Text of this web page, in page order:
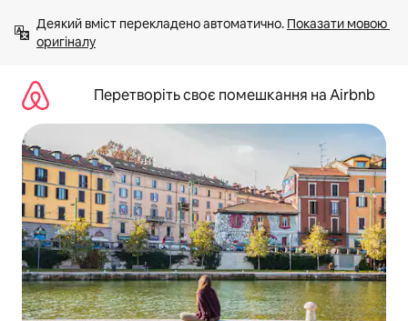
вмісту
Деякий вміст перекладено автоматично. Показати мовою
оригіналу
Перетворіть своє помешкання на Airbnb